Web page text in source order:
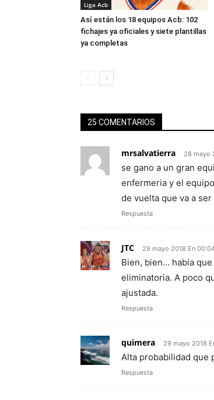
Liga Acb
Así están los 18 equipos Acb: 102
fichajes ya oficiales y siete plantillas
ya completas
25 COMENTARIOS
mrsalvatierra 28 mayo
se gano a un gran
enfermeria y el
de vuelta que va a
Respuesta
JTC 29 mayo 2018 En
Bien, bien… había
eliminatoria. A poco
ajustada.
Respuesta
quimera 29 mayo 2018
Alta probabilidad que
Respuesta